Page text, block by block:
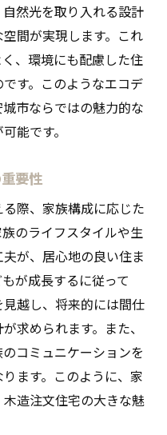
ニケーション術
プランを立てる
る注文住宅の選び方
ランニング
ザイン選択
断熱技術
能な設計
なライフスタイル
然光を取り入れる設計
間が実現します。これ
、環境にも配慮した住
す。このようなエコデ
市ならではの魅力的な
能です。
要性
際、家族構成に応じた
のライフスタイルや生
が、居心地の良い住ま
が成長するに従って
越し、将来的には間仕
求められます。また、
コミュニケーションを
ます。このように、家
造注文住宅の大きな魅